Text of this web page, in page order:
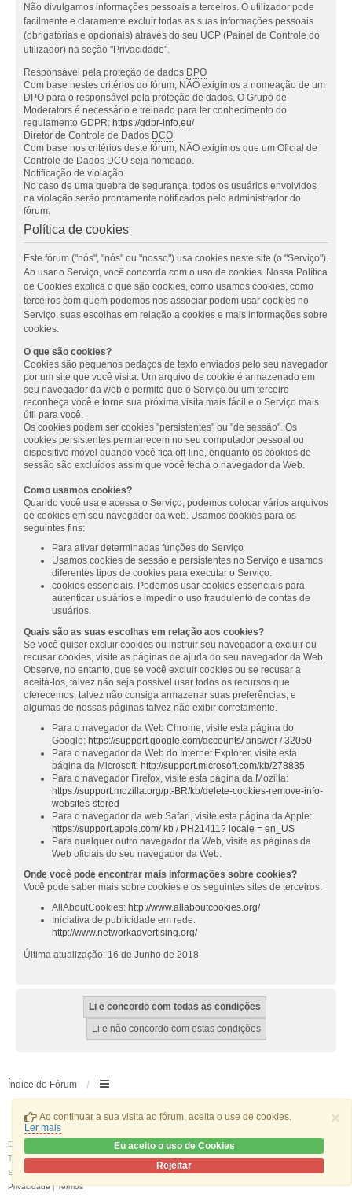
×
Ao continuar a sua visita ao fórum, aceita o use de cookies.
Ler mais
Eu aceito o uso de Cookies
Rejeitar
Não divulgamos informações pessoais a terceiros. O utilizador pode
facilmente e claramente excluir todas as suas informações pessoais
(obrigatórias e opcionais) através do seu UCP (Painel de Controle do
utilizador) na seção "Privacidade".
Responsável pela proteção de dados DPO
Com base nestes critérios do fórum, NÃO exigimos a nomeação de um
DPO para o responsável pela proteção de dados. O Grupo de
Moderators é necessário e treinado para ter conhecimento do
regulamento GDPR: https://gdpr-info.eu/
Diretor de Controle de Dados DCO
Com base nos critérios deste fórum, NÃO exigimos que um Oficial de
Controle de Dados DCO seja nomeado.
Notificação de violação
No caso de uma quebra de segurança, todos os usuários envolvidos
na violação serão prontamente notificados pelo administrador do
fórum.
Política de cookies
Este fórum ("nós", "nós" ou "nosso") usa cookies neste site (o "Serviço").
Ao usar o Serviço, você concorda com o uso de cookies. Nossa Política
de Cookies explica o que são cookies, como usamos cookies, como
terceiros com quem podemos nos associar podem usar cookies no
Serviço, suas escolhas em relação a cookies e mais informações sobre
cookies.
O que são cookies?
Cookies são pequenos pedaços de texto enviados pelo seu navegador
por um site que você visita. Um arquivo de cookie é armazenado em
seu navegador da web e permite que o Serviço ou um terceiro
reconheça você e torne sua próxima visita mais fácil e o Serviço mais
útil para você.
Os cookies podem ser cookies "persistentes" ou "de sessão". Os
cookies persistentes permanecem no seu computador pessoal ou
dispositivo móvel quando você fica off-line, enquanto os cookies de
sessão são excluídos assim que você fecha o navegador da Web.
Como usamos cookies?
Quando você usa e acessa o Serviço, podemos colocar vários arquivos
de cookies em seu navegador da web. Usamos cookies para os
seguintes fins:
Para ativar determinadas funções do Serviço
Usamos cookies de sessão e persistentes no Serviço e usamos
diferentes tipos de cookies para executar o Serviço.
cookies essenciais. Podemos usar cookies essenciais para
autenticar usuários e impedir o uso fraudulento de contas de
usuários.
Quais são as suas escolhas em relação aos cookies?
Se você quiser excluir cookies ou instruir seu navegador a excluir ou
recusar cookies, visite as páginas de ajuda do seu navegador da Web.
Observe, no entanto, que se você excluir cookies ou se recusar a
aceitá-los, talvez não seja possível usar todos os recursos que
oferecemos, talvez não consiga armazenar suas preferências, e
algumas de nossas páginas talvez não exibir corretamente.
Para o navegador da Web Chrome, visite esta página do
Google: https://support.google.com/accounts/ answer / 32050
Para o navegador da Web do Internet Explorer, visite esta
página da Microsoft: http://support.microsoft.com/kb/278835
Para o navegador Firefox, visite esta página da Mozilla:
https://support.mozilla.org/pt-BR/kb/delete-cookies-remove-info-
websites-stored
Para o navegador da web Safari, visite esta página da Apple:
https://support.apple.com/ kb / PH21411? locale = en_US
Para qualquer outro navegador da Web, visite as páginas da
Web oficiais do seu navegador da Web.
Onde você pode encontrar mais informações sobre cookies?
Você pode saber mais sobre cookies e os seguintes sites de terceiros:
AllAboutCookies: http://www.allaboutcookies.org/
Iniciativa de publicidade em rede:
http://www.networkadvertising.org/
Última atualização: 16 de Junho de 2018
Índice do Fórum
Desenvolvido por
® Forum Software © phpBB Limited
Traduzido por:phpBB Portugal
Stylewe_universalcreated by INVENTEA & v12mike
Privacidade|Termos